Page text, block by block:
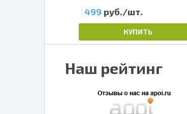
499 руб./шт.
КУПИТЬ
Наш рейтинг